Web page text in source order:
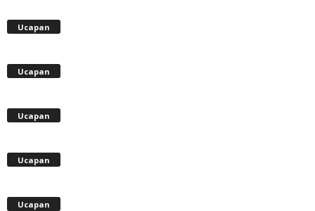
Ucapan
Ucapan
Ucapan
Ucapan
Ucapan